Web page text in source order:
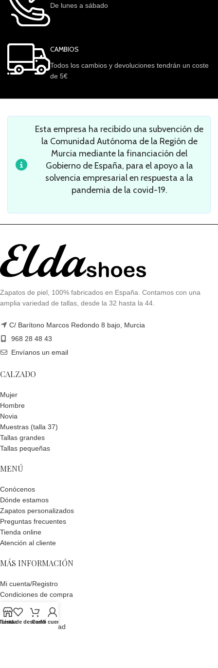
De lunes a sábado
CAMBIOS
Todos los cambios y devoluciones tendrán un coste
de 5€
Esta empresa ha recibido una subvención de
la Comunidad Autónoma de la Región de
Murcia mediante la financiación del
Gobierno de España, para el apoyo a la
solvencia empresarial en respuesta a la
pandemia de la covid-19.
Zapatos de piel, 100% fabricados en España. Contamos con una
amplia variedad de tallas, desde la 32 hasta la 44.
C/ Barítono Marcos Redondo 8 bajo, Murcia
968 28 48 43
Envíanos un email
CALZADO
Mujer
Hombre
Novia
Muestras (talla 37)
Tallas grandes
Tallas pequeñas
MENÚ
Conócenos
Dónde estamos
Zapatos personalizados
Preguntas frecuentes
Tienda online
Atención al cliente
MÁS INFORMACIÓN
Mi cuenta/Registro
Condiciones de compra
Devoluciones
Política de privacidad
Lista de deseos
CarroMi cuenta